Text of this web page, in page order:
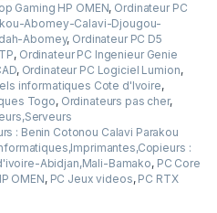
Gaming HP OMEN, Ordinateur PC
Abomey-Calavi-Djougou-
Abomey, Ordinateur PC D5
, Ordinateur PC Ingenieur Genie
, Ordinateur PC Logiciel Lumion,
informatiques Cote d'Ivoire,
Togo, Ordinateurs pas cher,
: Benin Cotonou Calavi Parakou
:
Abidjan,Mali-Bamako, PC Core
OMEN, PC Jeux videos, PC RTX